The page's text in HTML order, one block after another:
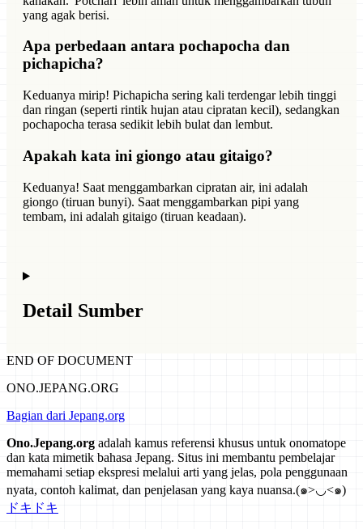
yang agak berisi.
Apa perbedaan antara pochapocha dan
pichapicha?
Keduanya mirip! Pichapicha sering kali terdengar lebih tinggi
dan ringan (seperti rintik hujan atau cipratan kecil), sedangkan
pochapocha terasa sedikit lebih bulat dan lembut.
Apakah kata ini giongo atau gitaigo?
Keduanya! Saat menggambarkan cipratan air, ini adalah
giongo (tiruan bunyi). Saat menggambarkan pipi yang
tembam, ini adalah gitaigo (tiruan keadaan).
Detail Sumber
END OF DOCUMENT
ONO.JEPANG.ORG
Bagian dari Jepang.org
Ono.Jepang.org adalah kamus referensi khusus untuk onomatope
dan kata mimetik bahasa Jepang. Situs ini membantu pembelajar
memahami setiap ekspresi melalui arti yang jelas, pola penggunaan
nyata, contoh kalimat, dan penjelasan yang kaya nuansa.(๑>◡<๑)
ドキドキ